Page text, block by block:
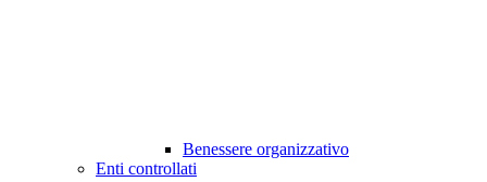
Benessere organizzativo
Enti controllati